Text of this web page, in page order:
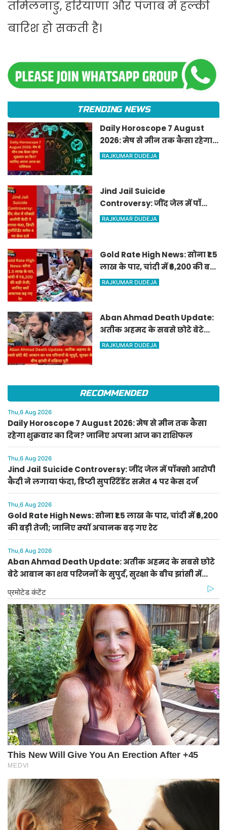
तमिलनाडु, हरियाणा और पंजाब में हल्की
बारिश हो सकती है।
TRENDING NEWS
Daily Horoscope 7 August
2026: मेष से मीन तक कैसा रहेगा
शुक्रवार का दिन? जानिए अपना
RAJKUMAR DUDEJA
Jind Jail Suicide
Controversy: जींद जेल में पॉक्सो
आरोपी कैदी ने लगाया फंदा, डिप्टी
RAJKUMAR DUDEJA
Gold Rate High News: सोना ₹1.5
लाख के पार, चांदी में ₹6,200 की बड़ी
तेजी; जानिए क्यों अचानक बढ़ गए
RAJKUMAR DUDEJA
Aban Ahmad Death Update:
अतीक अहमद के सबसे छोटे बेटे
आबान का शव परिजनों के सुपुर्द,
RAJKUMAR DUDEJA
RECOMMENDED
Thu,6 Aug 2026
Daily Horoscope 7 August 2026: मेष से मीन तक कैसा
रहेगा शुक्रवार का दिन? जानिए अपना आज का राशिफल
Thu,6 Aug 2026
Jind Jail Suicide Controversy: जींद जेल में पॉक्सो आरोपी
कैदी ने लगाया फंदा, डिप्टी सुपरिंटेंडेंट समेत 4 पर केस दर्ज
Thu,6 Aug 2026
Gold Rate High News: सोना ₹1.5 लाख के पार, चांदी में ₹6,200
की बड़ी तेजी; जानिए क्यों अचानक बढ़ गए रेट
Thu,6 Aug 2026
Aban Ahmad Death Update: अतीक अहमद के सबसे छोटे
बेटे आबान का शव परिजनों के सुपुर्द, सुरक्षा के बीच झांसी में
प्रक्रिया पूरी